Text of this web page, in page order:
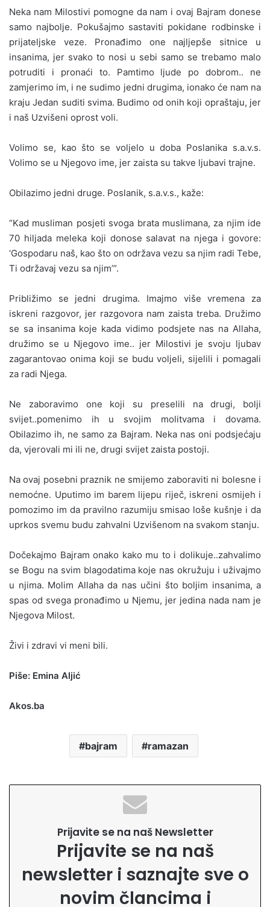
Neka nam Milostivi pomogne da nam i ovaj Bajram donese
samo najbolje. Pokušajmo sastaviti pokidane rodbinske i
prijateljske veze. Pronađimo one najljepše sitnice u
insanima, jer svako to nosi u sebi samo se trebamo malo
potruditi i pronaći to. Pamtimo ljude po dobrom.. ne
zamjerimo im, i ne sudimo jedni drugima, ionako će nam na
kraju Jedan suditi svima. Budimo od onih koji opraštaju, jer
i naš Uzvišeni oprost voli.
Volimo se, kao što se voljelo u doba Poslanika s.a.v.s.
Volimo se u Njegovo ime, jer zaista su takve ljubavi trajne.
Obilazimo jedni druge. Poslanik, s.a.v.s., kaže:
“Kad musliman posjeti svoga brata muslimana, za njim ide
70 hiljada meleka koji donose salavat na njega i govore:
‘Gospodaru naš, kao što on održava vezu sa njim radi Tebe,
Ti održavaj vezu sa njim’”.
Približimo se jedni drugima. Imajmo više vremena za
iskreni razgovor, jer razgovora nam zaista treba. Družimo
se sa insanima koje kada vidimo podsjete nas na Allaha,
družimo se u Njegovo ime.. jer Milostivi je svoju ljubav
zagarantovao onima koji se budu voljeli, sijelili i pomagali
za radi Njega.
Ne zaboravimo one koji su preselili na drugi, bolji
svijet..pomenimo ih u svojim molitvama i dovama.
Obilazimo ih, ne samo za Bajram. Neka nas oni podsjećaju
da, vjerovali mi ili ne, drugi svijet zaista postoji.
Na ovaj posebni praznik ne smijemo zaboraviti ni bolesne i
nemoćne. Uputimo im barem lijepu riječ, iskreni osmijeh i
pomozimo im da pravilno razumiju smisao loše kušnje i da
uprkos svemu budu zahvalni Uzvišenom na svakom stanju.
Dočekajmo Bajram onako kako mu to i dolikuje..zahvalimo
se Bogu na svim blagodatima koje nas okružuju i uživajmo
u njima. Molim Allaha da nas učini što boljim insanima, a
spas od svega pronađimo u Njemu, jer jedina nada nam je
Njegova Milost.
Živi i zdravi vi meni bili.
Piše: Emina Aljić
Akos.ba
bajram ramazan
Prijavite se na naš Newsletter
Prijavite se na naš
newsletter i saznajte sve o
novim člancima i